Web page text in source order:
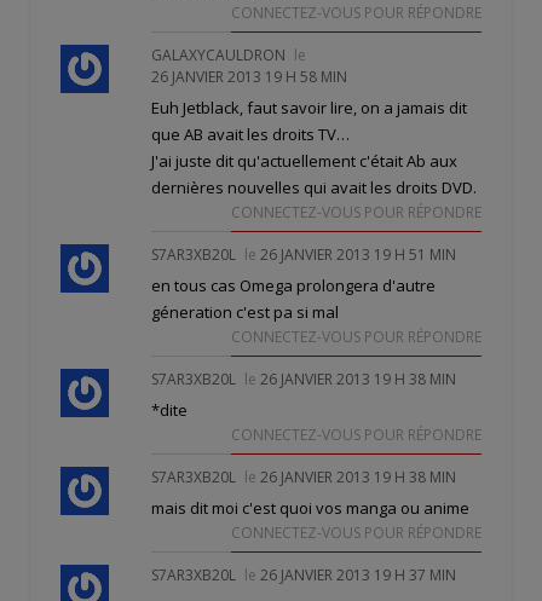
CONNECTEZ-VOUS POUR RÉPONDRE
GALAXYCAULDRON le
26 JANVIER 2013 19 H 58 MIN
Euh Jetblack, faut savoir lire, on a jamais dit
que AB avait les droits TV…
J'ai juste dit qu'actuellement c'était Ab aux
dernières nouvelles qui avait les droits DVD.
CONNECTEZ-VOUS POUR RÉPONDRE
S7AR3XB20L le 26 JANVIER 2013 19 H 51 MIN
en tous cas Omega prolongera d'autre
géneration c'est pa si mal
CONNECTEZ-VOUS POUR RÉPONDRE
S7AR3XB20L le 26 JANVIER 2013 19 H 38 MIN
*dite
CONNECTEZ-VOUS POUR RÉPONDRE
S7AR3XB20L le 26 JANVIER 2013 19 H 38 MIN
mais dit moi c'est quoi vos manga ou anime
CONNECTEZ-VOUS POUR RÉPONDRE
S7AR3XB20L le 26 JANVIER 2013 19 H 37 MIN